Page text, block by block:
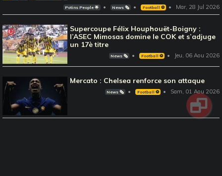
Potins People 🌟 News 🗞️ Football ⚽️ Mar, 28 Jul 2026
Supercoupe Félix Houphouët-Boigny :
l’ASEC Mimosas domine le COK et s’adjuge
un 17è titre
News 🗞️ Football ⚽️ Jeu, 06 Aou 2026
Mercato : Chelsea renforce son attaque
News 🗞️ Football ⚽️ Sam, 01 Aou 2026